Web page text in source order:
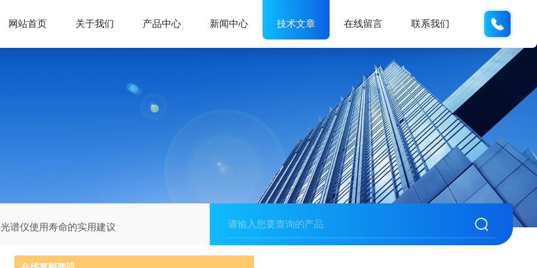
网站首页 关于我们 产品中心 新闻中心 技术文章 在线留言 联系我们
谱仪使用寿命的实用建议